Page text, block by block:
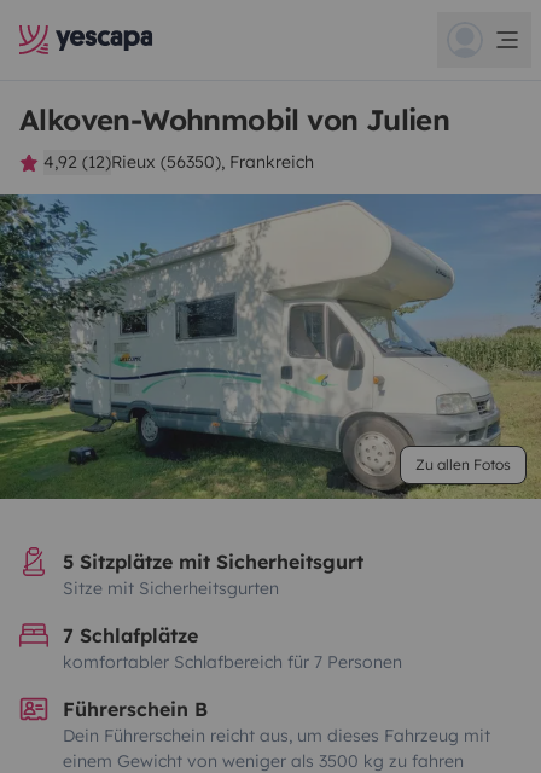
Alkoven-Wohnmobil von Julien
4,92 (12)Rieux (56350), Frankreich
Zu allen Fotos
5 Sitzplätze mit Sicherheitsgurt
Sitze mit Sicherheitsgurten
7 Schlafplätze
komfortabler Schlafbereich für 7 Personen
Führerschein B
Dein Führerschein reicht aus, um dieses Fahrzeug mit
einem Gewicht von weniger als 3500 kg zu fahren